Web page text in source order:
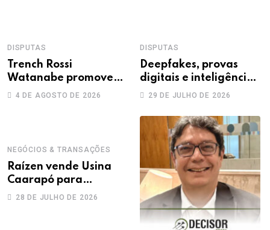
DISPUTAS
Trench Rossi
Watanabe promove
sete advogados a
4 DE AGOSTO DE 2026
DISPUTAS
Deepfakes, provas
digitais e inteligência
artificial: novos
da prova trabalhista
29 DE JULHO DE 2026
NEGÓCIOS & TRANSAÇÕES
Raízen vende Usina
Caarapó para
Adecoagro em
28 DE JULHO DE 2026